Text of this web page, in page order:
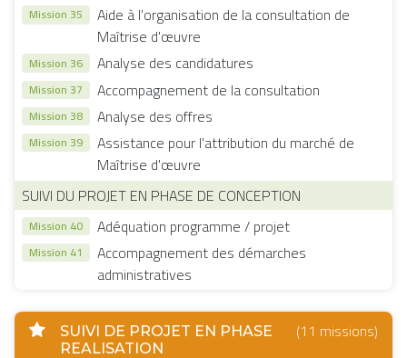
Mission 35
Aide à l'organisation de la consultation de
Maîtrise d'œuvre
Mission 36 Analyse des candidatures
Mission 37 Accompagnement de la consultation
Mission 38 Analyse des offres
Mission 39
Assistance pour l'attribution du marché de
Maîtrise d'œuvre
SUIVI DU PROJET EN PHASE DE CONCEPTION
Mission 40 Adéquation programme / projet
Mission 41
Accompagnement des démarches
administratives
SUIVI DE PROJET EN PHASE
REALISATION
(11 missions)